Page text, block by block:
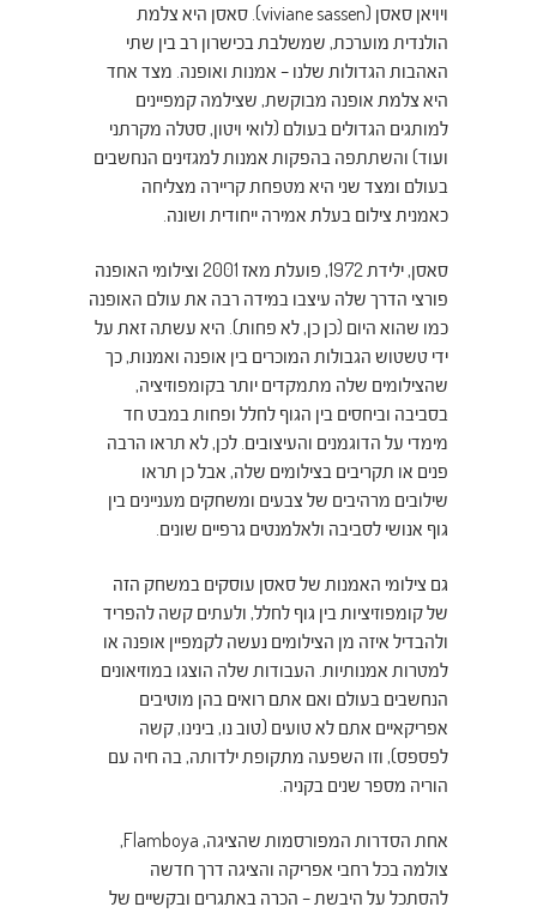
ויויאן סאסן (viviane sassen). סאסן היא צלמת
הולנדית מוערכת, שמשלבת בכישרון רב בין שתי
האהבות הגדולות שלנו – אמנות ואופנה. מצד אחד
היא צלמת אופנה מבוקשת, שצילמה קמפיינים
למותגים הגדולים בעולם (לואי ויטון, סטלה מקרתני
ועוד) והשתתפה בהפקות אמנות למגזינים הנחשבים
בעולם ומצד שני היא מטפחת קריירה מצליחה
כאמנית צילום בעלת אמירה ייחודית ושונה.
סאסן, ילידת 1972, פועלת מאז 2001 וצילומי האופנה
פורצי הדרך שלה עיצבו במידה רבה את עולם האופנה
כמו שהוא היום (כן כן, לא פחות). היא עשתה זאת על
ידי טשטוש הגבולות המוכרים בין אופנה ואמנות, כך
שהצילומים שלה מתמקדים יותר בקומפוזיציה,
בסביבה וביחסים בין הגוף לחלל ופחות במבט חד
מימדי על הדוגמנים והעיצובים. לכן, לא תראו הרבה
פנים או תקריבים בצילומים שלה, אבל כן תראו
שילובים מרהיבים של צבעים ומשחקים מעניינים בין
גוף אנושי לסביבה ולאלמנטים גרפיים שונים.
גם צילומי האמנות של סאסן עוסקים במשחק הזה
של קומפוזיציות בין גוף לחלל, ולעתים קשה להפריד
ולהבדיל איזה מן הצילומים נעשה לקמפיין אופנה או
למטרות אמנותיות. העבודות שלה הוצגו במוזיאונים
הנחשבים בעולם ואם אתם רואים בהן מוטיבים
אפריקאיים אתם לא טועים (טוב נו, בינינו, קשה
לפספס), וזו השפעה מתקופת ילדותה, בה חיה עם
הוריה מספר שנים בקניה.
אחת הסדרות המפורסמות שהציגה, Flamboya,
צולמה בכל רחבי אפריקה והציגה דרך חדשה
להסתכל על היבשת – הכרה באתגרים ובקשיים של